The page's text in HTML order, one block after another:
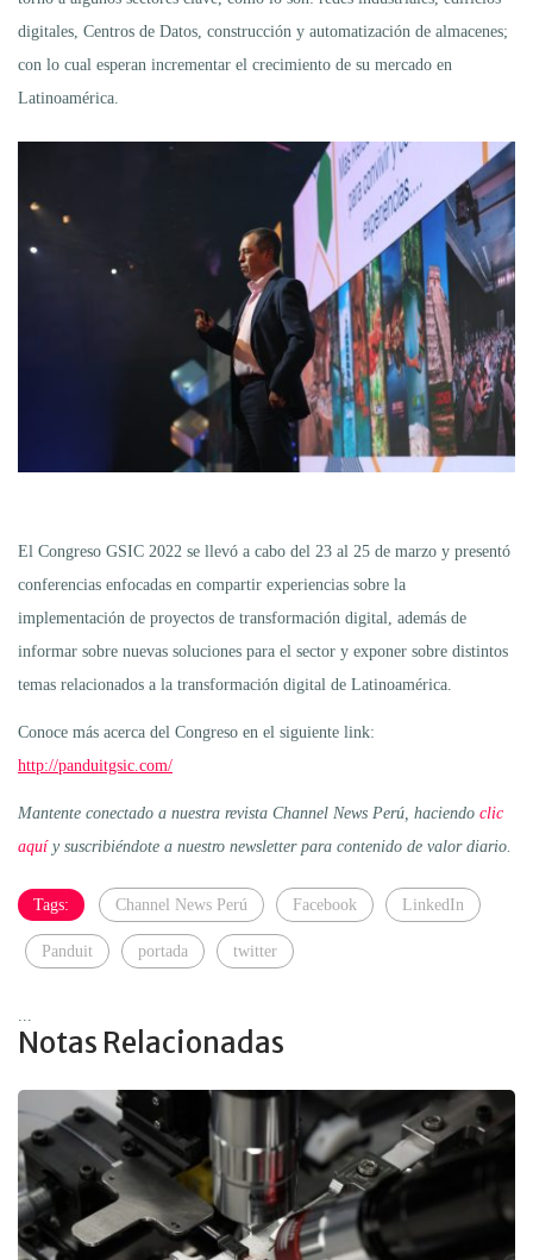
digitales, Centros de Datos, construcción y automatización de almacenes;
con lo cual esperan incrementar el crecimiento de su mercado en
Latinoamérica.
El Congreso GSIC 2022 se llevó a cabo del 23 al 25 de marzo y presentó
conferencias enfocadas en compartir experiencias sobre la
implementación de proyectos de transformación digital, además de
informar sobre nuevas soluciones para el sector y exponer sobre distintos
temas relacionados a la transformación digital de Latinoamérica.
Conoce más acerca del Congreso en el siguiente link:
http://panduitgsic.com/
Mantente conectado a nuestra revista Channel News Perú, haciendo clic
aquíy suscribiéndote a nuestro newsletter para contenido de valor diario.
Tags: Channel News Perú Facebook LinkedIn
Panduit portada twitter
Notas Relacionadas